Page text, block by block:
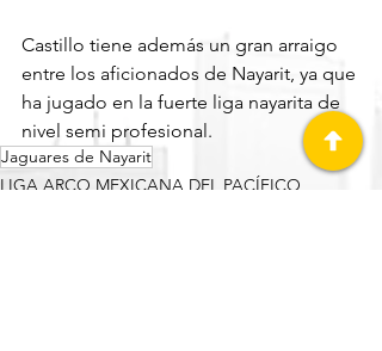
Castillo tiene además un gran arraigo
entre los aficionados de Nayarit, ya que
ha jugado en la fuerte liga nayarita de
nivel semi profesional.
Jaguares de Nayarit
LIGA ARCO MEXICANA DEL PACÍFICO